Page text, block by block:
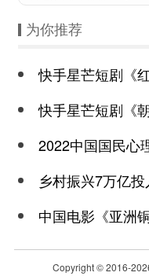
为你推荐
快手星芒短剧《红袖
快手星芒短剧《朝歌赋
2022中国国民心理健
乡村振兴7万亿投入 ，
中国电影《亚洲
Copyright © 2016-